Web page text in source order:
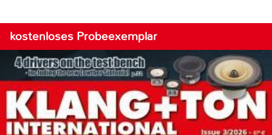
kostenloses Probeexemplar